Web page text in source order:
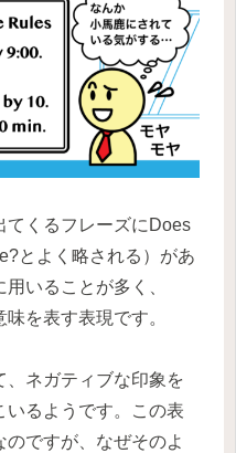
てくるフレーズにDoes
とよく略される）があ
いることが多く、
を表す表現です。
、ネガティブな印象を
いるようです。この表
ですが、なぜそのよ